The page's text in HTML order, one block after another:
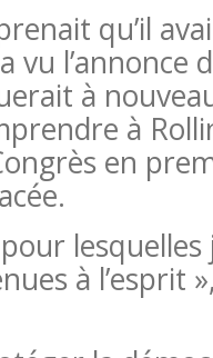
qu’il
vu l’annonce
à
à
en
lesquelles
à l’esprit